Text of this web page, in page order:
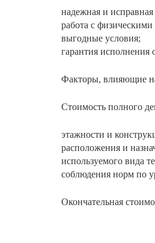
надежная и исправная
работа с
выгодные условия;
гарантия исполнения
Факторы, влияющие
Стоимость полного
этажности и
расположения и
используемого вида
соблюдения норм по
Окончательная